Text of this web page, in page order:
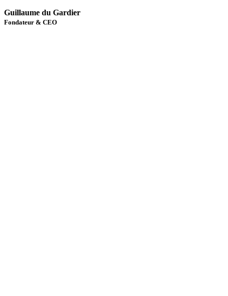
Guillaume du Gardier
Fondateur & CEO